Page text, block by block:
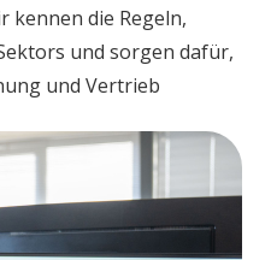
kennen die Regeln,
und sorgen dafür,
und Vertrieb